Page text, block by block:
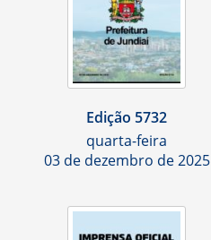
Edição 5732
quarta-feira
03 de dezembro de 2025